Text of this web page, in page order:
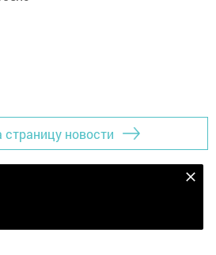
страницу новости